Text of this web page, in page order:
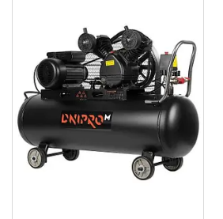
Товари та послуги
Новини
Про нас
Відгуки